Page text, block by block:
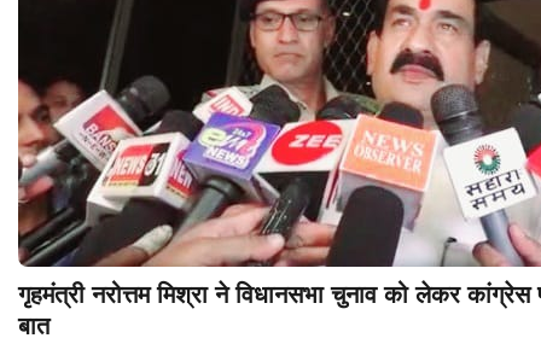
गृहमंत्री नरोत्तम मिश्रा ने विधानसभा चुनाव को लेकर कांग्रेस
बात